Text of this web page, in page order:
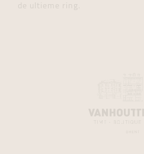
de ultieme ring.